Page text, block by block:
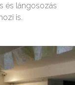
és lángosozás
is.